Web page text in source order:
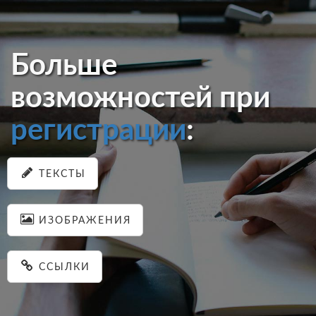
Больше
возможностей при
регистрации:
ТЕКСТЫ
ИЗОБРАЖЕНИЯ
ССЫЛКИ